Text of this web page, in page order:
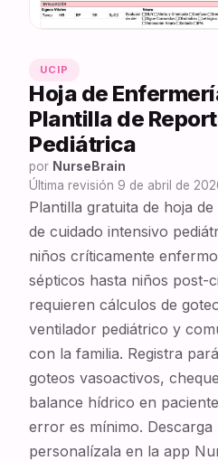
UCIP
Hoja de
Plantilla de
Pediátrica
por NurseBrain
Última revisión 9 de abril de
Plantilla gratuita de hoja
de cuidado intensivo
niños críticamente
sépticos hasta niños
requieren cálculos de
ventilador pediátrico y
con la familia. Registra
goteos vasoactivos,
balance hídrico en
error es mínimo. Descarga
personalízala en la app